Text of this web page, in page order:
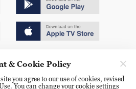
& Cookie Policy
you agree to our use of cookies, revised
You can change your cookie settings